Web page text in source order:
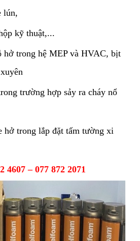
lún,
kỹ thuật,...
hở trong hệ MEP và HVAC, bịt
trường hợp sảy ra cháy nổ
hở trong lắp đặt tấm tường xi
4607 – 077 872 2071